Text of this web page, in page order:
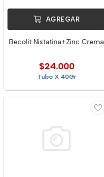
AGREGAR
Becolit Nistatina+Zinc Crema
$24.000
Tubo X 40Gr